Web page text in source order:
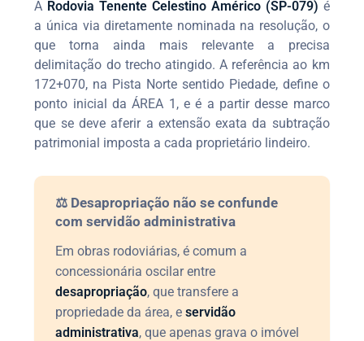
A Rodovia Tenente Celestino Américo (SP-079) é
a única via diretamente nominada na resolução, o
que torna ainda mais relevante a precisa
delimitação do trecho atingido. A referência ao km
172+070, na Pista Norte sentido Piedade, define o
ponto inicial da ÁREA 1, e é a partir desse marco
que se deve aferir a extensão exata da subtração
patrimonial imposta a cada proprietário lindeiro.
⚖️ Desapropriação não se confunde
com servidão administrativa
Em obras rodoviárias, é comum a
concessionária oscilar entre
desapropriação, que transfere a
propriedade da área, eservidão
administrativa, que apenas grava o imóvel